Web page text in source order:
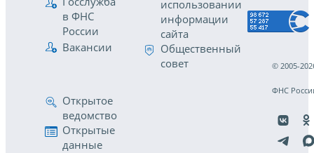
в ФНС
России
Вакансии
использовании
информации
сайта
Общественный
совет
Открытое
ведомство
Открытые
данные
© 2005-
ФНС